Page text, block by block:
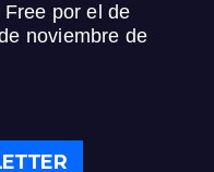
por el de
noviembre de